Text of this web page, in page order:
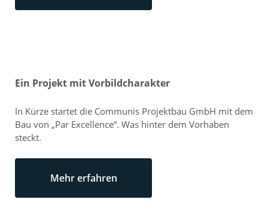
Ein Projekt mit Vorbildcharakter
In Kürze startet die Communis Projektbau GmbH mit dem
Bau von „Par Excellence“. Was hinter dem Vorhaben
steckt.
Mehr erfahren